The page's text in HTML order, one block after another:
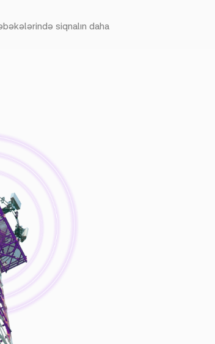
siqnalın daha